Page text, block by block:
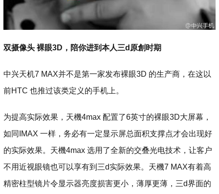
双摄像头 裸眼3D，陪你进到本人三d原創时期
中兴天机7 MAX并不是第一家发布裸眼3D 的生产商，在这以
前HTC 也推过该类定义的手机上。
为提高实际效果，天機4max 配置了6英寸的裸眼3D大屏幕，
如同IMAX 一样，务必有一定显示屏总面积支撑点才会出现好
的实际效果。天機4max 选用了全新的交叠光电技术，让客户
不用近视眼镜也可以享有到三d实际效果。天機7 MAX有着高
精密柱型镜片令显示器亮度损害更小，薄厚更薄，三d界面的